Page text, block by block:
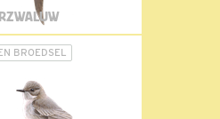
BROEDSEL